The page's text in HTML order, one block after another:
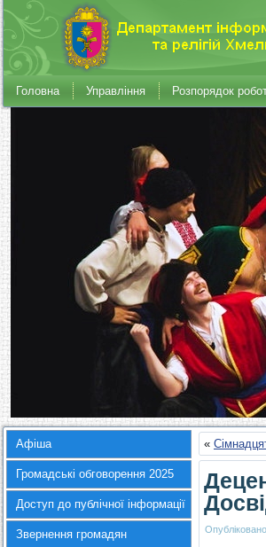
Головна Управління Розпорядок
Афіша
Громадські обговорення 2025
Доступ до публічної інформації
Звернення громадян
«
Опубліковано